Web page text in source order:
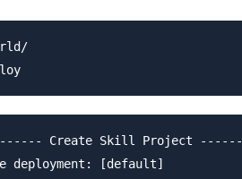
Create Skill Project
[default]